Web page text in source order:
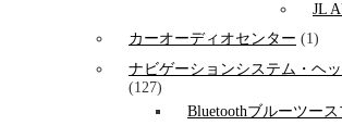
JL
カーオーディオセンター (1)
ナビゲーションシステム・ヘ
(127)
Bluetoothブルーツー